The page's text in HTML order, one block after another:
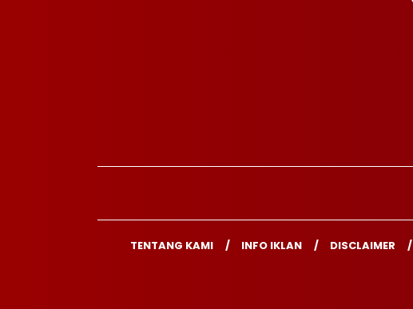
TENTANG KAMI INFO IKLAN DISCLAIMER